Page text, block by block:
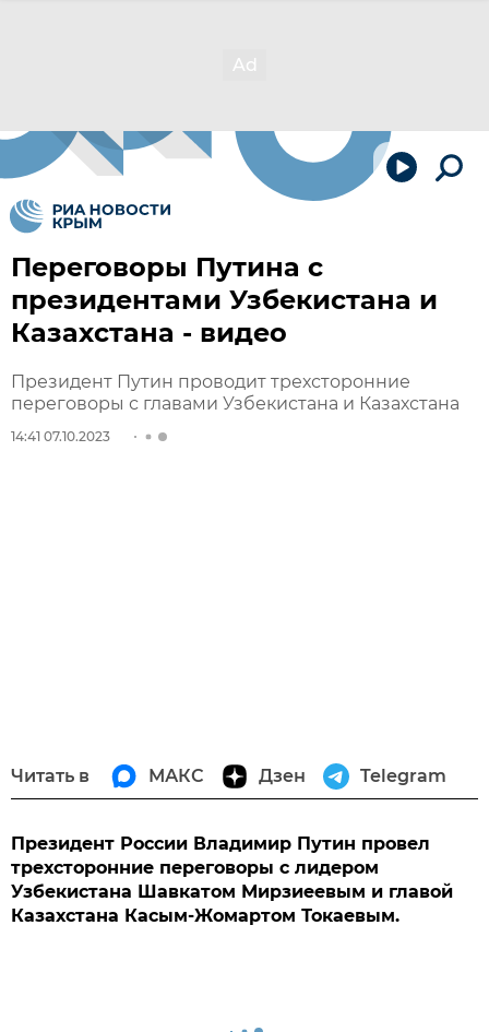
Переговоры Путина с
президентами Узбекистана и
Казахстана - видео
Президент Путин проводит трехсторонние
переговоры с главами Узбекистана и Казахстана
14:41 07.10.2023
Читать в МАКС Дзен Telegram
Президент России Владимир Путин провел
трехсторонние переговоры с лидером
Узбекистана Шавкатом Мирзиеевым и главой
Казахстана Касым-Жомартом Токаевым.